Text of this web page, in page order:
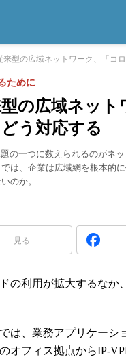
来型の広域ネットワーク、「コ
の広域ネッ
う対応する
ために
の一つに数えられるのがネ
は、企業は広域網を根本的
のか。
見る
の利用が拡大するなか
は、業務アプリケーシ
オフィス拠点からIP-